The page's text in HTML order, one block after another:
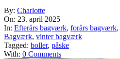
By: Charlotte
On: 23. april 2025
In: Efterårs bagværk, forårs bagværk,
Bagværk, vinter bagværk
Tagged: boller, påske
With: 0 Comments